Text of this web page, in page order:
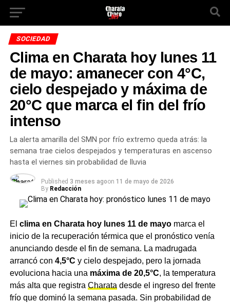
SOCIEDAD
Clima en Charata hoy lunes 11
de mayo: amanecer con 4°C,
cielo despejado y máxima de
20°C que marca el fin del frío
intenso
La alerta amarilla del SMN por frío extremo queda atrás: la
semana trae cielos despejados y temperaturas en ascenso
hasta el viernes sin probabilidad de lluvia
Published 3 meses agoon 11 de mayo de 2026
By Redacción
El clima en Charata hoy lunes 11 de mayomarca el
inicio de la recuperación térmica que el pronóstico venía
anunciando desde el fin de semana. La madrugada
arrancó con 4,5°C y cielo despejado, pero la jornada
evoluciona hacia una máxima de 20,5°C, la temperatura
más alta que registra Charata desde el ingreso del frente
frío que dominó la semana pasada. Sin probabilidad de